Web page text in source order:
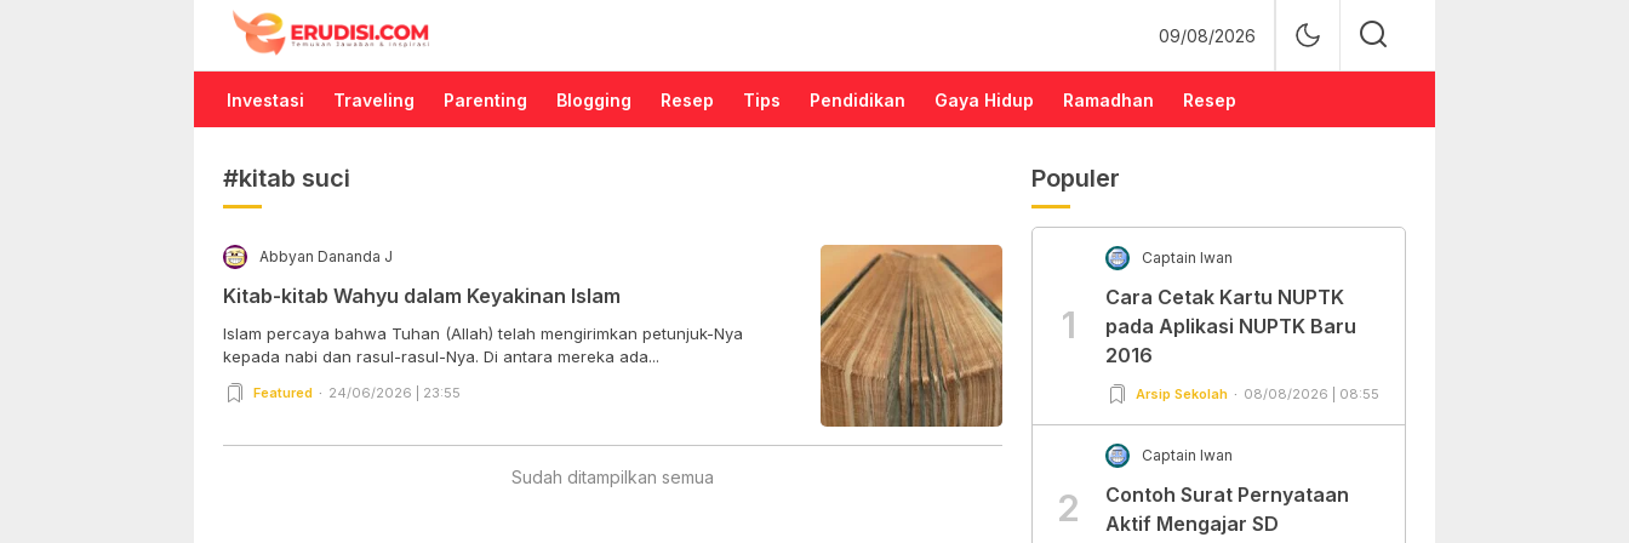
Erudisi
Temukan Jawaban dan Inspirasi
09/08/2026
Investasi Traveling Parenting Blogging Resep Tips Pendidikan Gaya Hidup Ramadhan Resep
#kitab suci
Abbyan Dananda J
Kitab-kitab Wahyu dalam Keyakinan Islam
Islam percaya bahwa Tuhan (Allah) telah mengirimkan petunjuk-Nya
kepada nabi dan rasul-rasul-Nya. Di antara mereka ada...
Featured 24/06/2026 | 23:55
Sudah ditampilkan semua
Populer
1
Captain Iwan
Cara Cetak Kartu NUPTK
pada Aplikasi NUPTK Baru
2016
Arsip Sekolah 08/08/2026 | 08:55
2
Captain Iwan
Contoh Surat Pernyataan
Aktif Mengajar SD